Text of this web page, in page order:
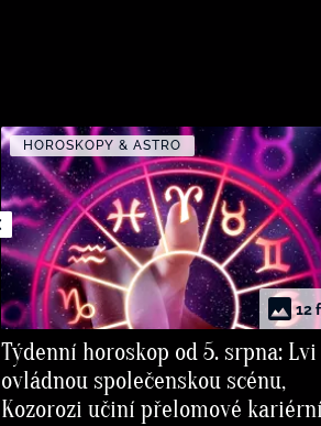
HOROSKOPY & ASTRO
12
Týdenní horoskop od 5. srpna: Lvi
ovládnou společenskou scénu,
Kozorozi učiní přelomové kariérní